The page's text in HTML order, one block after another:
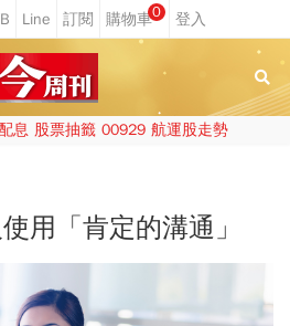
0
息 股票抽籤 00929 航運股走勢
用「肯定的溝通」